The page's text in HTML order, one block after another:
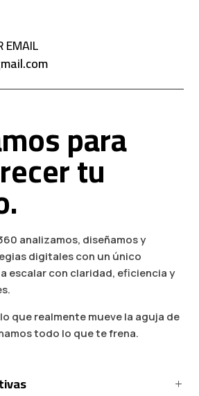
EMAIL
para
tu
analizamos, diseñamos y
digitales con un único
escalar con claridad, eficiencia y
que realmente mueve la aguja de
todo lo que te frena.